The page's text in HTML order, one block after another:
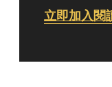
立即加入閱